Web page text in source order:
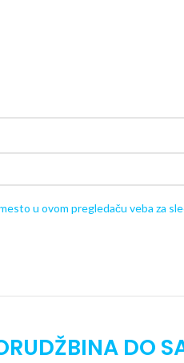
u ovom pregledaču veba za
DO